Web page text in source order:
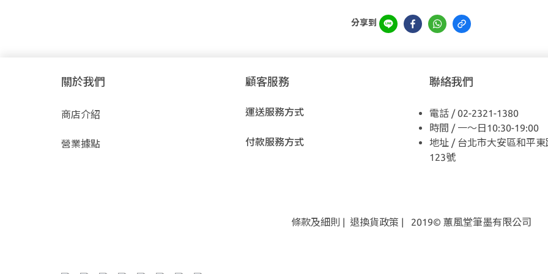
分享到
關於我們
商店介紹
營業據點
顧客服務
運送服務方式
付款服務方式
聯絡我們
電話 / 02-2321-1380
時間 / 一～日10:30-19:00
地址 / 台北市大安區和平東
123號
條款及細則 | 退換貨政策 | 2019© 蕙風堂筆墨有限公司